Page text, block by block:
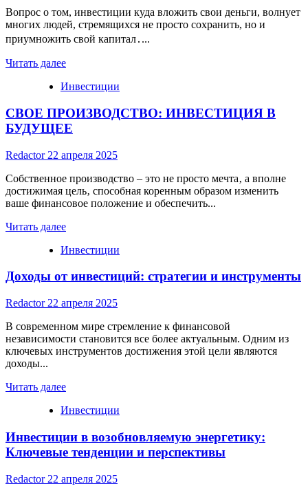
Вопрос о том, инвестиции куда вложить свои деньги, волнует
многих людей, стремящихся не просто сохранить, но и
приумножить свой капитал․...
Читать далееRead
about
куда
вложить
свои
деньги
в
году
Инвестиции
СВОЕ ПРОИЗВОДСТВО: ИНВЕСТИЦИЯ В
БУДУЩЕЕ
Redactor 22 апреля 2025
Собственное производство – это не просто мечта‚ а вполне
достижимая цель‚ способная коренным образом изменить
ваше финансовое положение и обеспечить...
Читать далееRead
about
ПРОИЗВОДСТВО:
В
БУДУЩЕЕ
Инвестиции
Доходы от инвестиций: стратегии и инструменты
Redactor 22 апреля 2025
В современном мире стремление к финансовой
независимости становится все более актуальным. Одним из
ключевых инструментов достижения этой цели являются
доходы...
Читать далееRead
about
от
инвестиций:
стратегии
инструменты
Инвестиции
Инвестиции в возобновляемую энергетику:
Ключевые тенденции и перспективы
Redactor 22 апреля 2025